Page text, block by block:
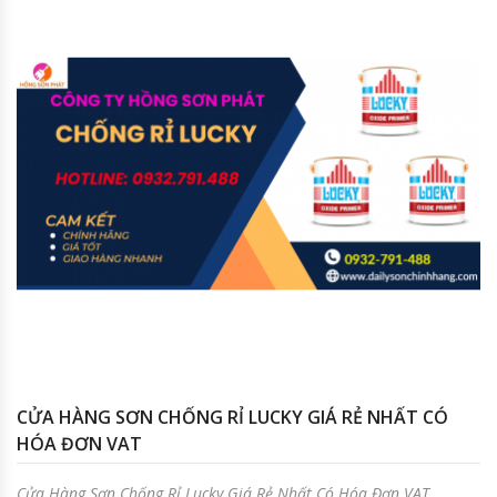
CỬA HÀNG SƠN CHỐNG RỈ LUCKY GIÁ RẺ NHẤT CÓ
HÓA ĐƠN VAT
Cửa Hàng Sơn Chống Rỉ Lucky Giá Rẻ Nhất Có Hóa Đơn VAT